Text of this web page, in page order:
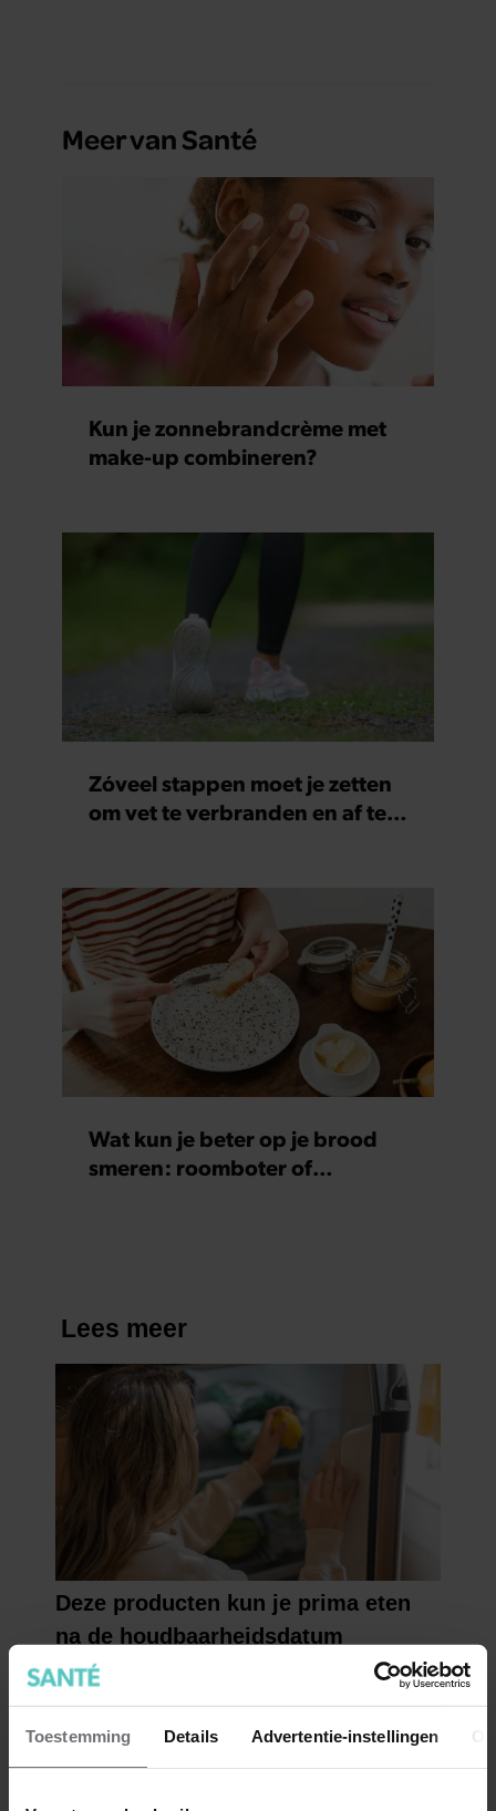
Toestemming Details Advertentie-instellingen
Meer van Santé
Kun je zonnebrandcrème met
make-up combineren?
Zóveel stappen moet je zetten
om vet te verbranden en af te
Wat kun je beter op je brood
smeren: roomboter of